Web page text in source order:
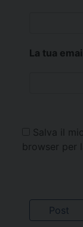
La tua
Salva il
browser per